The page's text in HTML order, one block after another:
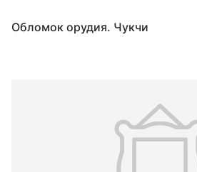
Обломок орудия. Чукчи